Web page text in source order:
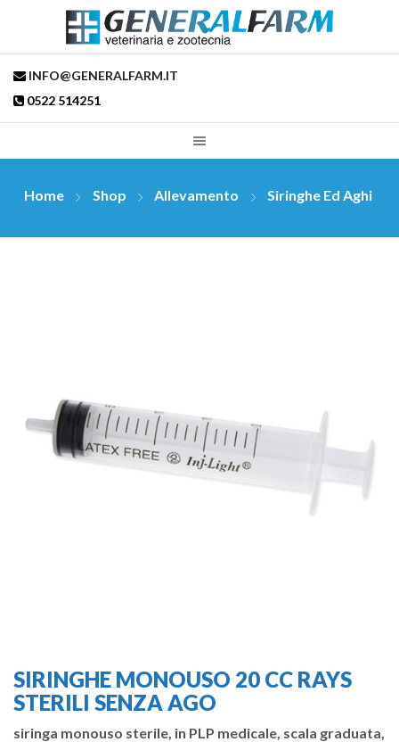
INFO@GENERALFARM.IT
0522 514251
Home Shop Allevamento Siringhe Ed Aghi
SIRINGHE MONOUSO 20 CC RAYS
STERILI SENZA AGO
siringa monouso sterile, in PLP medicale, scala graduata,